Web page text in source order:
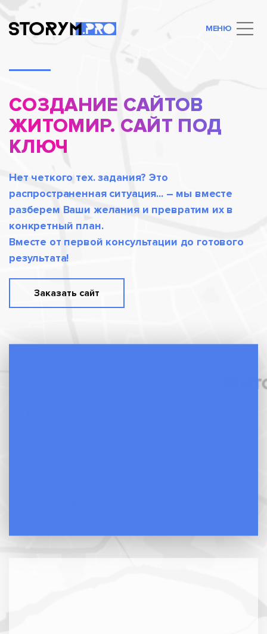
МЕНЮ
СОЗДАНИЕ САЙТОВ
ЖИТОМИР. САЙТ ПОД
КЛЮЧ
Нет четкого тех. задания? Это
распространенная ситуация... – мы вместе
разберем Ваши желания и превратим их в
конкретный план.
Вместе от первой консультации до готового
результата!
Заказать сайт